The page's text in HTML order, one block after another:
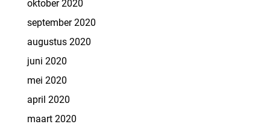
oktober 2020
september 2020
augustus 2020
juni 2020
mei 2020
april 2020
maart 2020